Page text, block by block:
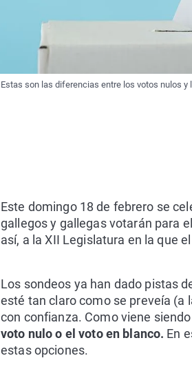
Estas son las diferencias entre los votos nulos y
Este domingo 18 de febrero se
gallegos y gallegas votarán para
así, a la XII Legislatura en la que
Los sondeos ya han dado pistas
esté tan claro como se preveía (a
con confianza. Como viene
voto nulo o el voto en blanco. En
estas opciones.